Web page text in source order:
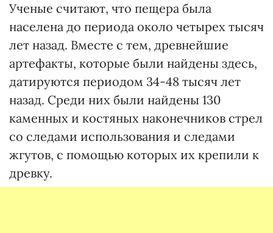
Ученые считают, что пещера была
населена до периода около четырех тысяч
лет назад. Вместе с тем, древнейшие
артефакты, которые были найдены здесь,
датируются периодом 34-48 тысяч лет
назад. Среди них были найдены 130
каменных и костяных наконечников стрел
со следами использования и следами
жгутов, с помощью которых их крепили к
древку.